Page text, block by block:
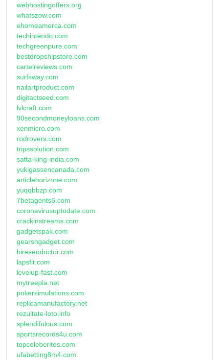
webhostingoffers.org
whatszow.com
ehomeamerca.com
techintendo.com
techgreenpure.com
bestdropshipstore.com
cartelreviews.com
surfsway.com
nailartproduct.com
digitactseed.com
lvlcraft.com
90secondmoneyloans.com
xenmicro.com
rodrovers.com
tripssolution.com
satta-king-india.com
yukigassencanada.com
articlehorizone.com
yuqqbbzp.com
7betagents6.com
coronavirusuptodate.com
crackinstreams.com
gadgetspak.com
gearsngadget.com
hireseodoctor.com
lapsfit.com
levelup-fast.com
mytreepla.net
pokersimulations.com
replicamanufactory.net
rezultate-loto.info
splendifulous.com
sportsrecords4u.com
topceleberites.com
ufabetting8m4.com